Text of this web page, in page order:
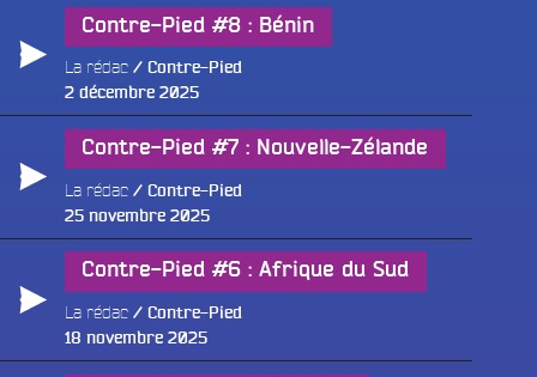
Contre-Pied #8 : Bénin
La rédac
Contre-Pied
Publié
2 décembre 2025
Contre-Pied #7 : Nouvelle-Zélande
La rédac
Contre-Pied
Publié
25 novembre 2025
Contre-Pied #6 : Afrique du Sud
La rédac
Contre-Pied
Publié
18 novembre 2025